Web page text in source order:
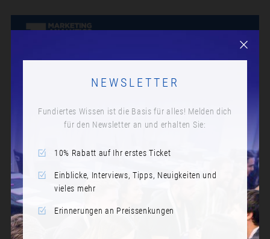
NEWSLETTER
Fundiertes Wissen ist die Basis für alles! Melden dich
für den Newsletter an und erhalten Sie:
10% Rabatt auf Ihr erstes Ticket
Einblicke, Interviews, Tipps, Neuigkeiten und
vieles mehr
Erinnerungen an Preissenkungen